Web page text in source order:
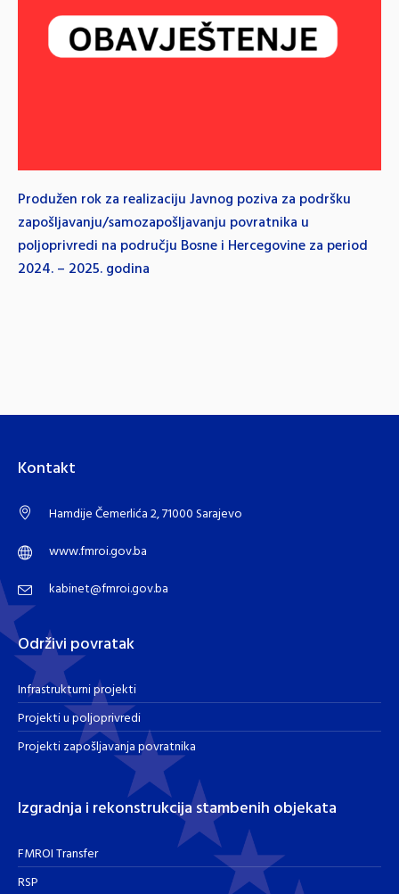
Produžen rok za realizaciju Javnog poziva za podršku
zapošljavanju/samozapošljavanju povratnika u
poljoprivredi na području Bosne i Hercegovine za period
2024. – 2025. godina
Kontakt
Hamdije Čemerlića 2, 71000 Sarajevo
www.fmroi.gov.ba
kabinet@fmroi.gov.ba
Održivi povratak
Infrastrukturni projekti
Projekti u poljoprivredi
Projekti zapošljavanja povratnika
Izgradnja i rekonstrukcija stambenih objekata
FMROI Transfer
RSP